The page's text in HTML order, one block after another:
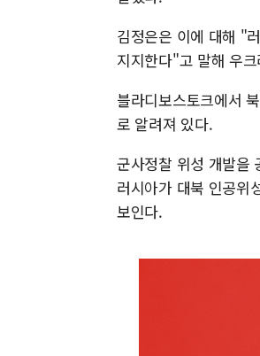
김정은은 이에 대해 "
지지한다"고 말해 우
블라디보스토크에서
로 알려져 있다.
군사정찰 위성 개발을
러시아가 대북 인공위
보인다.